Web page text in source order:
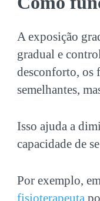
Aexposição
gradual e
desconforto, os
semelhantes,
Isso ajuda a
capacidade de
Por exemplo,
fisioterapeuta